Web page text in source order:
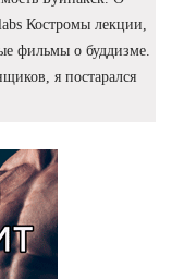
Костромы лекции,
фильмы о буддизме.
я постарался